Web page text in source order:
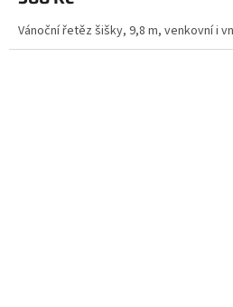
Vánoční řetěz šišky, 9,8 m, venkovní i